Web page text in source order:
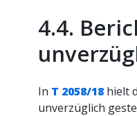
4.4.
In T 2058/18 hielt
unverzüglich